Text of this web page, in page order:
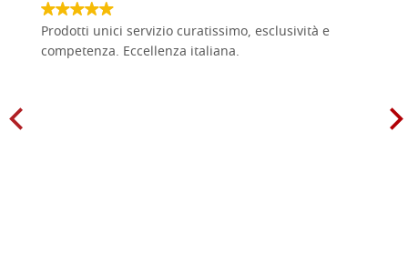
Prodotti unici servizio curatissimo, esclusività e
competenza. Eccellenza italiana.